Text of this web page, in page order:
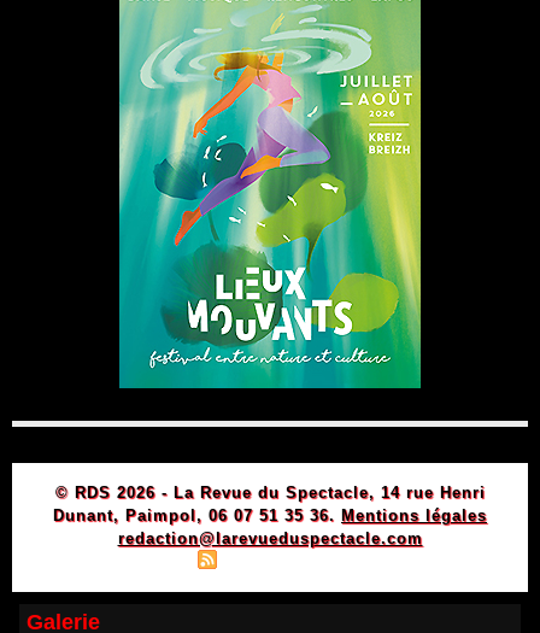
© RDS 2026 - La Revue du Spectacle, 14 rue Henri
Dunant, Paimpol, 06 07 51 35 36. Mentions légales
redaction@larevueduspectacle.com
Galerie